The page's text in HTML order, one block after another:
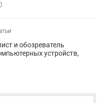
и обозреватель
устройств,